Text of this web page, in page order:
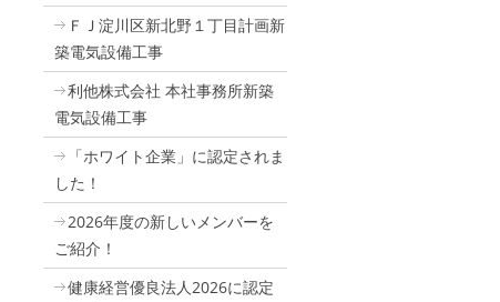
ＦＪ淀川区新北野１丁目計画新
築電気設備工事
利他株式会社 本社事務所新築
電気設備工事
「ホワイト企業」に認定されま
した！
2026年度の新しいメンバーを
ご紹介！
健康経営優良法人2026に認定